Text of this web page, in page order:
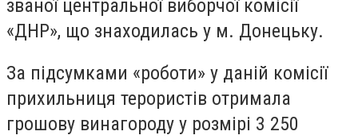
званої центральної виборчої комісії
«ДНР», що знаходилась у м. Донецьку.
За підсумками «роботи» у даній комісії
прихильниця терористів отримала
грошову винагороду у розмірі 3 250